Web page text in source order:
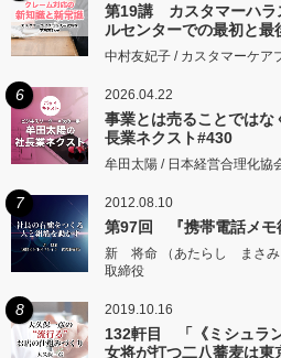
第19講 カスタマーハラ
ルセンターでの最初と最
中村友妃子 / カスタマーケア
6 2026.04.22
事業とは売ることでは
長業ネクスト#430
牟田太陽 / 日本経営合理化協
7 2012.08.10
第97回 『携帯電話メモ
新 将命 （あたらし まさみ
取締役
8 2019.10.16
132軒目 「《ミシュラ
女将が打つ二八蕎麦は東